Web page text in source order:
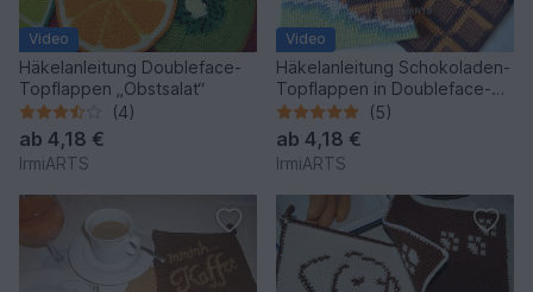
Video
Häkelanleitung Doubleface-
Topflappen „Obstsalat“
(4)
ab 4,18 €
IrmiARTS
Video
Häkelanleitung Schokoladen-
Topflappen in Doubleface-
Technik
(5)
ab 4,18 €
IrmiARTS